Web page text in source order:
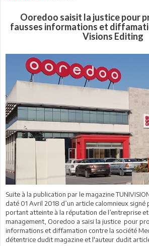
Ooredoo saisit la justice pour
fausses informations et
Visions Editing
Suite à la publication par le magazine
daté 01 Avril 2018 d’un article calomnieux
portant atteinte à la réputation de l’entreprise et
management, Ooredoo a saisi la justice pour
informations et diffamation contre la société
détentrice dudit magazine et l'auteur dudit